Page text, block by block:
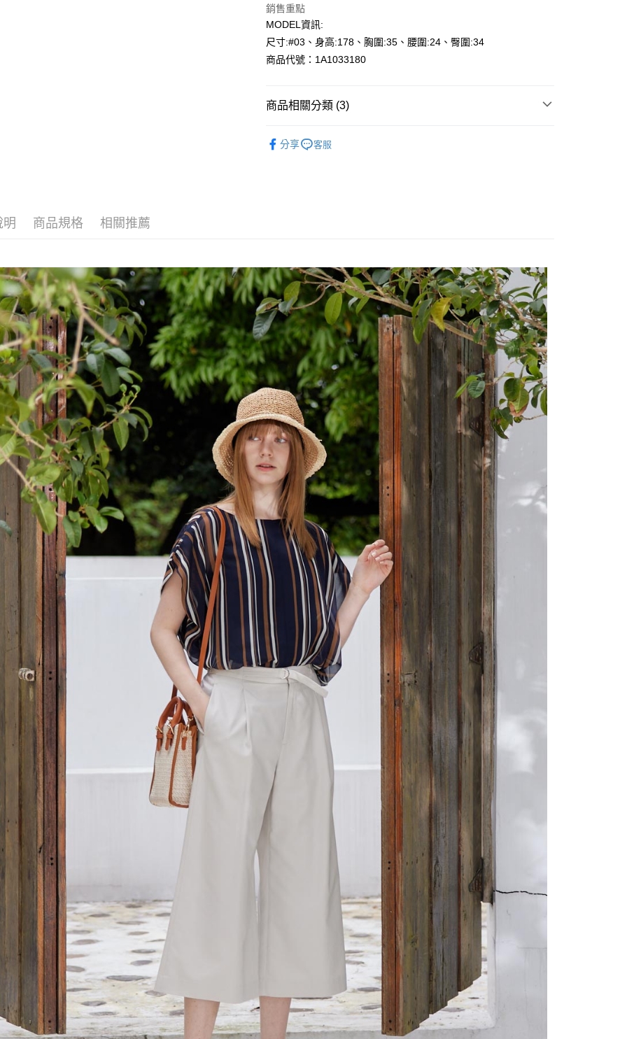
Google Pay
相關說明
便利好安心！
３．安心：先確認商品／服務後，再付款。
先享後付繳納相關費用。
※ 交易是否成功請以「AFTEE先享後付 」之結帳頁面顯示為準，若有關於
是否繳費成功／繳費後需取消欲退款等相關疑問，請聯繫「AFTEE先享後
付客戶支援中心」 https://netprotections.freshdesk.com/support/home
【注意事項】
１．透過由恩沛科技股份有限公司提供之「AFTEE先享後付」服務完成之
交易，需依本服務之必要範圍內提供個人資料，並將交易相關給付款項請
求債權轉讓予恩沛科技股份有限公司。
２．關於個人資料處理事宜，請瀏覽以下網址：
https://aftee.tw/terms/#terms3
３．未成年的使用者請事先徵得法定代理人或監護人之同意方可使用
「AFTEE先享後付」，若未經同意申辦者引起之損失，本公司不負相關責
任。
４．使用「AFTEE先享後付」時，將依據個別帳號之用戶狀況，依本公司
即時審查核予不同之上限額度；若仍有額度不足之情形，本公司將視審查
結果請求用戶進行身份認證。
５．嚴禁一人註冊多個帳號或使用他人資訊註冊。若發現惡意使用之情
形，恩沛科技股份有限公司將有權停止該用戶之使用額度並採取法律行
動。
運送方式
全家--滿2000元免運
付款後7-11取貨---滿2000元免運
每筆NT$60，滿NT$2,000(含以上)免運費
宅配-滿2000元免運
每筆NT$120，滿NT$2,000(含以上)免運費
銷售重點
MODEL資訊:
尺寸:#03、身高:178、胸圍:35、腰圍:24、臀圍:34
商品代號：1A1033180
商品相關分類 (3)
分享 客服
明 商品規格 相關推薦